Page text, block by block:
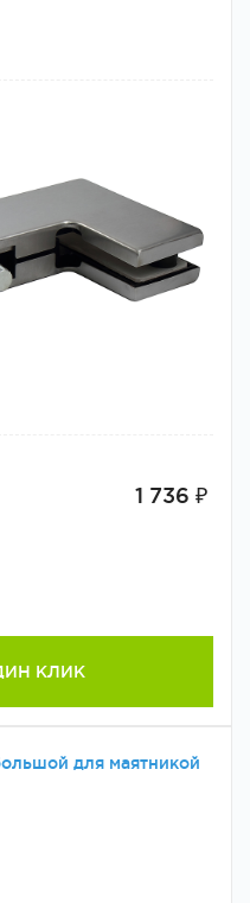
1 736 ₽
КЛИК
для маятникой